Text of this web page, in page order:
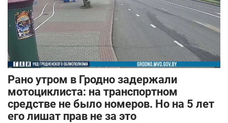
Рано утром в Гродно задержали
мотоциклиста: на транспортном
средстве не было номеров. Но на 5 лет
его лишат прав не за это